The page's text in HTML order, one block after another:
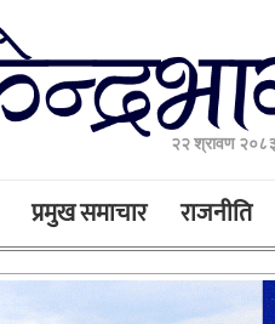
२२ श्रावण
प्रमुख समाचार राजनीति